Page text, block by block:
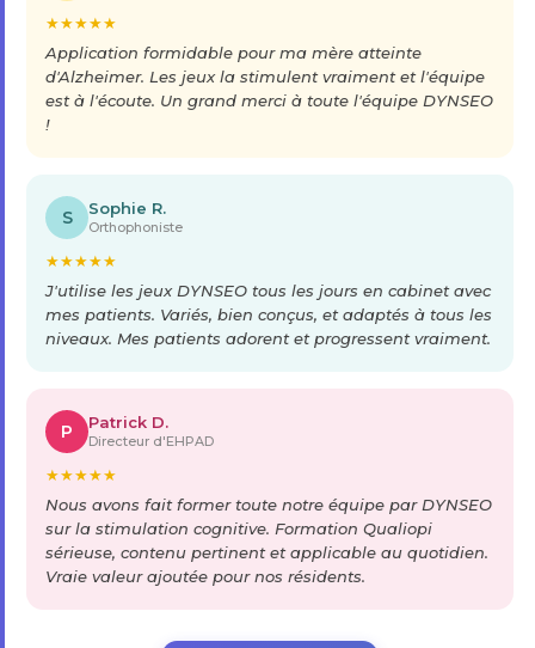
★★★★★
Application formidable pour ma mère atteinte
d'Alzheimer. Les jeux la stimulent vraiment et l'équipe
est à l'écoute. Un grand merci à toute l'équipe DYNSEO
!
S Sophie R.
Orthophoniste
★★★★★
J'utilise les jeux DYNSEO tous les jours en cabinet avec
mes patients. Variés, bien conçus, et adaptés à tous les
niveaux. Mes patients adorent et progressent vraiment.
P Patrick D.
Directeur d'EHPAD
★★★★★
Nous avons fait former toute notre équipe par DYNSEO
sur la stimulation cognitive. Formation Qualiopi
sérieuse, contenu pertinent et applicable au quotidien.
Vraie valeur ajoutée pour nos résidents.